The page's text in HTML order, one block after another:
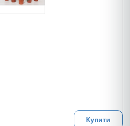
Купити